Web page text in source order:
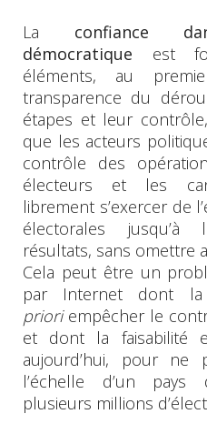
La confiance
démocratique est
éléments, au
transparence du
étapes et leur
que les acteurs
contrôle des
électeurs et les
librement s’exercer de
électorales
résultats, sans omettre
Cela peut être un
par Internet dont la
priori empêcher le
et dont la faisabilité
aujourd’hui, pour ne
l’échelle d’un
plusieurs millions